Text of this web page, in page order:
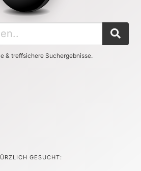
& treffsichere Suchergebnisse.
GESUCHT: